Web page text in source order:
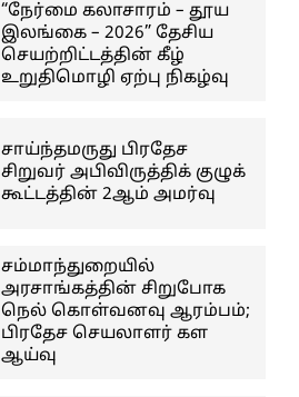
“நேர்மை கலாசாரம் – தூய
இலங்கை – 2026” தேசிய
செயற்றிட்டத்தின் கீழ்
உறுதிமொழி ஏற்பு நிகழ்வு
சாய்ந்தமருது பிரதேச
சிறுவர் அபிவிருத்திக் குழுக்
கூட்டத்தின் 2ஆம் அமர்வு
சம்மாந்துறையில்
அரசாங்கத்தின் சிறுபோக
நெல் கொள்வனவு ஆரம்பம்;
பிரதேச செயலாளர் கள
ஆய்வு